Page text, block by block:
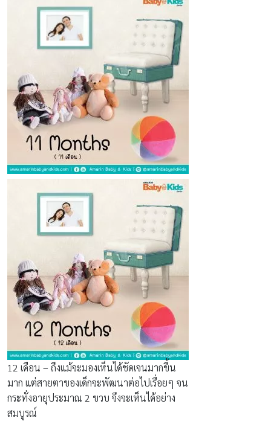
12 เดือน – ถึงแม้จะมองเห็นได้ชัดเจนมากขึ้น
มาก แต่สายตาของเด็กจะพัฒนาต่อไปเรื่อยๆ จน
กระทั่งอายุประมาณ 2 ขวบ จึงจะเห็นได้อย่าง
สมบูรณ์